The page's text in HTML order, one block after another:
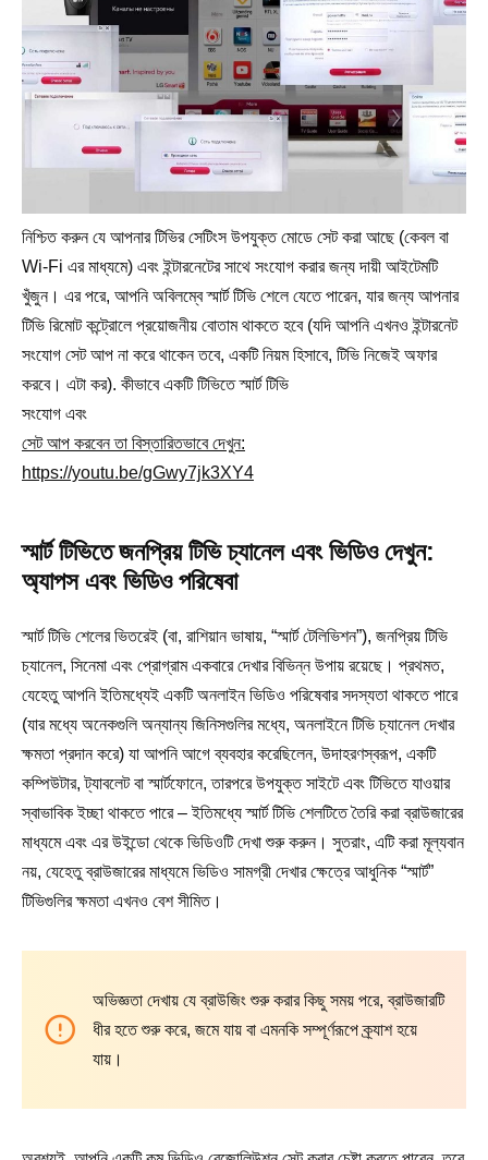
নিশ্চিত করুন যে আপনার টিভির সেটিংস উপযুক্ত মোডে সেট করা আছে (কেবল বা
Wi-Fi এর মাধ্যমে) এবং ইন্টারনেটের সাথে সংযোগ করার জন্য দায়ী আইটেমটি
খুঁজুন। এর পরে, আপনি অবিলম্বে স্মার্ট টিভি শেলে যেতে পারেন, যার জন্য আপনার
টিভি রিমোট কন্ট্রোলে প্রয়োজনীয় বোতাম থাকতে হবে (যদি আপনি এখনও ইন্টারনেট
সংযোগ সেট আপ না করে থাকেন তবে, একটি নিয়ম হিসাবে, টিভি নিজেই অফার
করবে। এটা কর). কীভাবে একটি টিভিতে স্মার্ট টিভি
সংযোগ এবং
সেট আপ করবেন তা বিস্তারিতভাবে দেখুন:
https://youtu.be/gGwy7jk3XY4
স্মার্ট টিভিতে জনপ্রিয় টিভি চ্যানেল এবং ভিডিও দেখুন:
অ্যাপস এবং ভিডিও পরিষেবা
স্মার্ট টিভি শেলের ভিতরেই (বা, রাশিয়ান ভাষায়, “স্মার্ট টেলিভিশন”), জনপ্রিয় টিভি
চ্যানেল, সিনেমা এবং প্রোগ্রাম একবারে দেখার বিভিন্ন উপায় রয়েছে। প্রথমত,
যেহেতু আপনি ইতিমধ্যেই একটি অনলাইন ভিডিও পরিষেবার সদস্যতা থাকতে পারে
(যার মধ্যে অনেকগুলি অন্যান্য জিনিসগুলির মধ্যে, অনলাইনে টিভি চ্যানেল দেখার
ক্ষমতা প্রদান করে) যা আপনি আগে ব্যবহার করেছিলেন, উদাহরণস্বরূপ, একটি
কম্পিউটার, ট্যাবলেট বা স্মার্টফোনে, তারপরে উপযুক্ত সাইটে এবং টিভিতে যাওয়ার
স্বাভাবিক ইচ্ছা থাকতে পারে – ইতিমধ্যে স্মার্ট টিভি শেলটিতে তৈরি করা ব্রাউজারের
মাধ্যমে এবং এর উইন্ডো থেকে ভিডিওটি দেখা শুরু করুন। সুতরাং, এটি করা মূল্যবান
নয়, যেহেতু ব্রাউজারের মাধ্যমে ভিডিও সামগ্রী দেখার ক্ষেত্রে আধুনিক “স্মার্ট”
টিভিগুলির ক্ষমতা এখনও বেশ সীমিত।
অভিজ্ঞতা দেখায় যে ব্রাউজিং শুরু করার কিছু সময় পরে, ব্রাউজারটি
ধীর হতে শুরু করে, জমে যায় বা এমনকি সম্পূর্ণরূপে ক্র্যাশ হয়ে
যায়।